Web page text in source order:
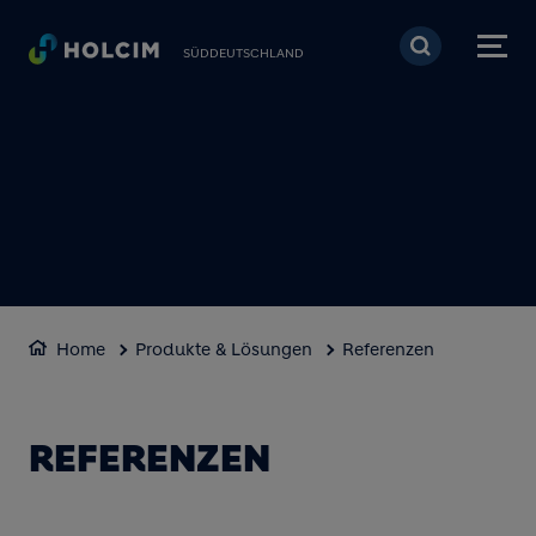
Direkt zum Inhalt
SÜDDEUTSCHLAND
Home Produkte & Lösungen Referenzen
REFERENZEN